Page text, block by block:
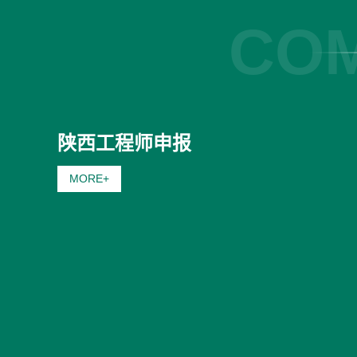
陕西工程师申报
MORE+